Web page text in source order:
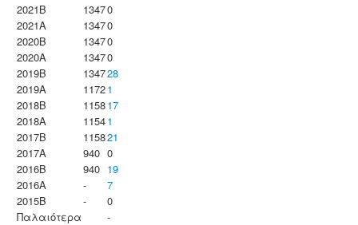
2021B
13470
2021A
13470
2020B
13470
2020A
13470
2019B
134728
2019A
11721
2018B
115817
2018A
11541
2017B
115821
2017A
940 0
2016B
940 19
2016A
-
7
2015B
-
0
Παλαιότερα
-